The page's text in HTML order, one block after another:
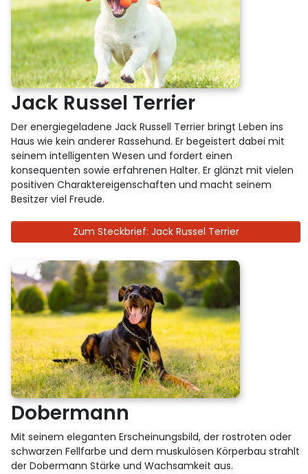
Jack Russel Terrier
Der energiegeladene Jack Russell Terrier bringt Leben ins
Haus wie kein anderer Rassehund. Er begeistert dabei mit
seinem intelligenten Wesen und fordert einen
konsequenten sowie erfahrenen Halter. Er glänzt mit vielen
positiven Charaktereigenschaften und macht seinem
Besitzer viel Freude.
Zum Steckbrief: Jack Russel Terrier
Dobermann
Mit seinem eleganten Erscheinungsbild, der rostroten oder
schwarzen Fellfarbe und dem muskulösen Körperbau strahlt
der Dobermann Stärke und Wachsamkeit aus.